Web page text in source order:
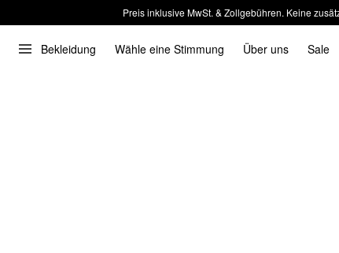
Preis inklusive MwSt. & Zollgebühren. Keine
Bekleidung Wähle eine Stimmung Über uns Sale